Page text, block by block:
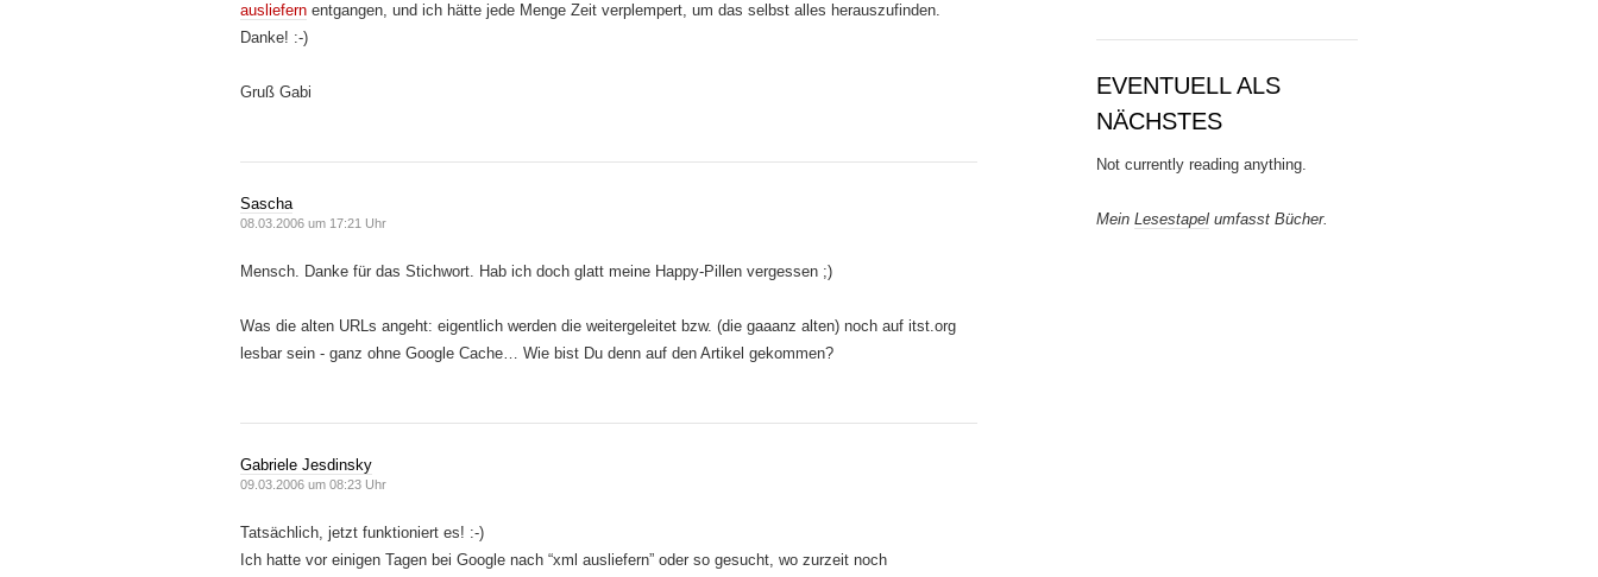
ausliefern entgangen, und ich hätte jede Menge Zeit verplempert, um das selbst alles herauszufinden.
Danke! :-)
Gruß Gabi
Sascha
08.03.2006 um 17:21 Uhr
Mensch. Danke für das Stichwort. Hab ich doch glatt meine Happy-Pillen vergessen ;)
Was die alten URLs angeht: eigentlich werden die weitergeleitet bzw. (die gaaanz alten) noch auf itst.org
lesbar sein - ganz ohne Google Cache… Wie bist Du denn auf den Artikel gekommen?
Gabriele Jesdinsky
09.03.2006 um 08:23 Uhr
Tatsächlich, jetzt funktioniert es! :-)
Ich hatte vor einigen Tagen bei Google nach “xml ausliefern” oder so gesucht, wo zurzeit noch
EVENTUELL ALS
NÄCHSTES
Not currently reading anything.
Mein Lesestapel umfasst Bücher.